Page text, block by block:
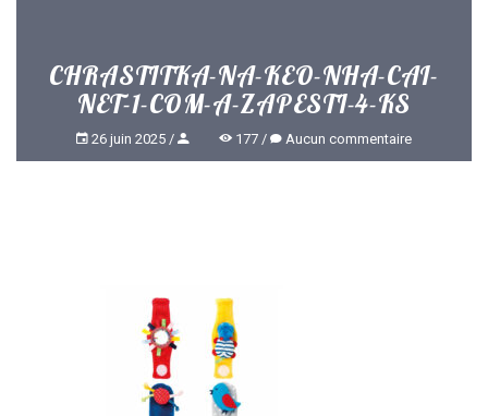
CHRASTITKA-NA-KEO-NHA-CAI-
NET-1-COM-A-ZAPESTI-4-KS
26 juin 2025 177 Aucun commentaire